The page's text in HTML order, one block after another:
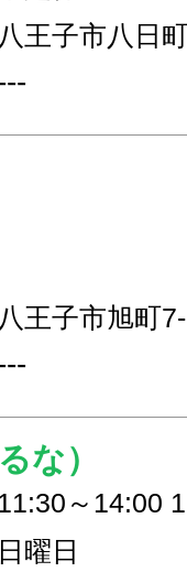
八王子市八日
八王子市旭町
な）
11:30～14:00
日曜日